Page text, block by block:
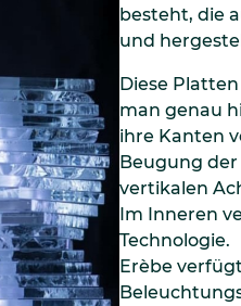
besteht, die
und
Diese
man genau
ihre Kanten
Beugung
vertikalen
Im Inneren
Technologie.
Erèbe